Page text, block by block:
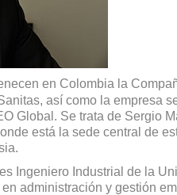
en Colombia la
así como la empresa
Global. Se trata de Sergio
está la sede central de
Ingeniero Industrial de la
administración y gestión